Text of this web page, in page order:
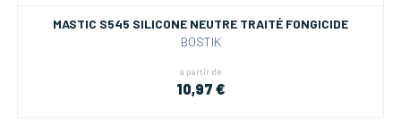
MASTIC S545 SILICONE NEUTRE TRAITÉ FONGICIDE
BOSTIK
à partir de
10,97 €